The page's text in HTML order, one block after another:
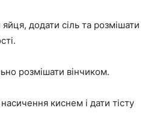
додати сіль та розмішати
розмішати вінчиком.
киснем і дати тісту